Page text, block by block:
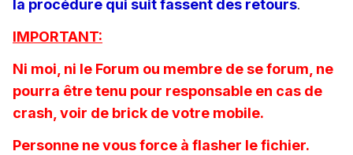
la procédure qui suit fassent des retours.
IMPORTANT:
Ni moi, ni le Forum ou membre de se forum, ne
pourra être tenu pour responsable en cas de
crash, voir de brick de votre mobile.
Personne ne vous force à flasher le fichier.